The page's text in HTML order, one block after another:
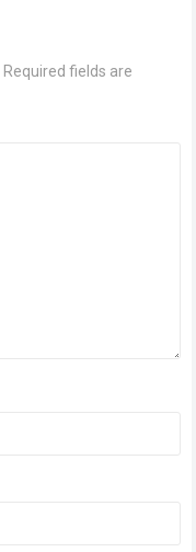
Required fields are